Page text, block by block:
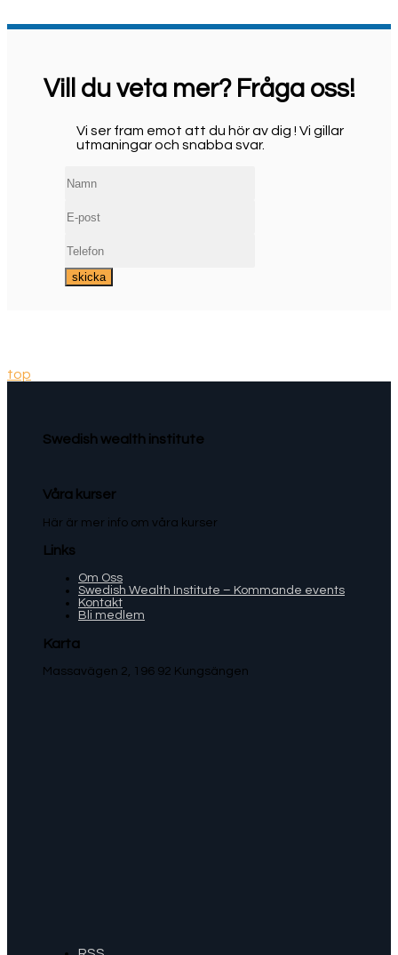
Vill du veta mer? Fråga oss!
Vi ser fram emot att du hör av dig ! Vi gillar
utmaningar och snabba svar.
top
Swedish wealth institute
Våra kurser
Här är mer info om våra kurser
Links
Om Oss
Swedish Wealth Institute – Kommande events
Kontakt
Bli medlem
Karta
Massavägen 2, 196 92 Kungsängen